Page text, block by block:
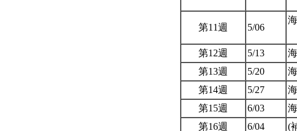
第11週 5/06
第12週 5/13
第13週
5/20
第14週
5/27
第15週
6/03
第16週
6/04 (